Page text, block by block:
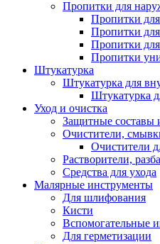
Пропитки для
Пропитки
Пропитки для
Пропитки
Пропитки
Штукатурка
Штукатурка для
Штукатурка
Уход и очистка
Защитные составы
Очистители,
Очистители
Растворители,
Средства для ухода
Малярные инструменты
Для шлифования
Кисти
Вспомогательные
Для герметизации